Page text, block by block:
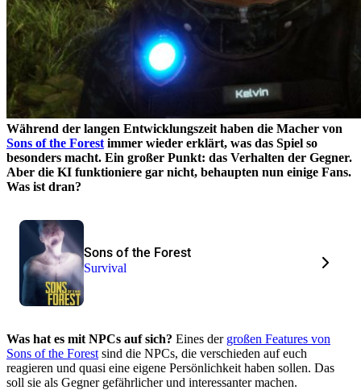
Während der langen Entwicklungszeit haben die Macher von
Sons of the Forest immer wieder erklärt, was das Spiel so
besonders macht. Ein großer Punkt: das Verhalten der Gegner.
Aber die KI funktioniere gar nicht, behaupten nun einige Fans.
Was ist dran?
Sons of the Forest
Survival
Was hat es mit NPCs auf sich? Eines der großen Features von
Sons of the Forest sind die NPCs, die verschieden auf euch
reagieren und quasi eine eigene Persönlichkeit haben sollen. Das
soll sie als Gegner gefährlicher und interessanter machen.